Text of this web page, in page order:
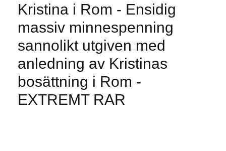
Kristina i Rom - Ensidig
massiv minnespenning
sannolikt utgiven med
anledning av Kristinas
bosättning i Rom -
EXTREMT RAR